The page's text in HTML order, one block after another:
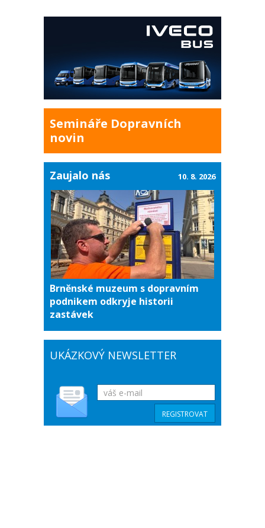
Semináře Dopravních
novin
Zaujalo nás
Brněnské muzeum s dopravním
podnikem odkryje historii
zastávek
10. 8. 2026
UKÁZKOVÝ NEWSLETTER